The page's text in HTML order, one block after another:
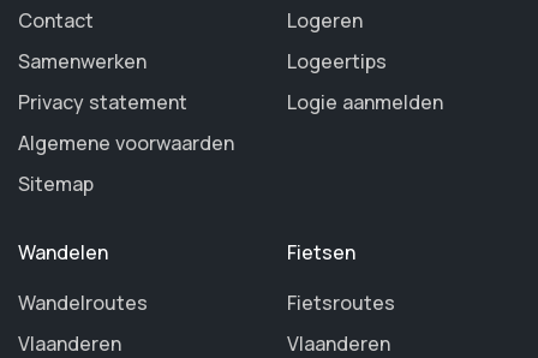
Contact
Samenwerken
Privacy statement
Algemene voorwaarden
Sitemap
Logeren
Logeertips
Logie aanmelden
Wandelen
Wandelroutes
Vlaanderen
Fietsen
Fietsroutes
Vlaanderen